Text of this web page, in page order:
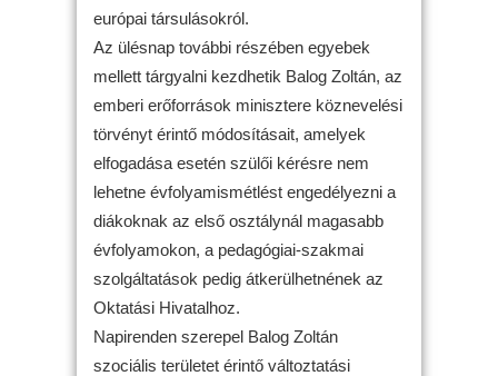
európai társulásokról.
Az ülésnap további részében egyebek
mellett tárgyalni kezdhetik Balog Zoltán, az
emberi erőforrások minisztere köznevelési
törvényt érintő módosításait, amelyek
elfogadása esetén szülői kérésre nem
lehetne évfolyamismétlést engedélyezni a
diákoknak az első osztálynál magasabb
évfolyamokon, a pedagógiai-szakmai
szolgáltatások pedig átkerülhetnének az
Oktatási Hivatalhoz.
Napirenden szerepel Balog Zoltán
szociális területet érintő változtatási